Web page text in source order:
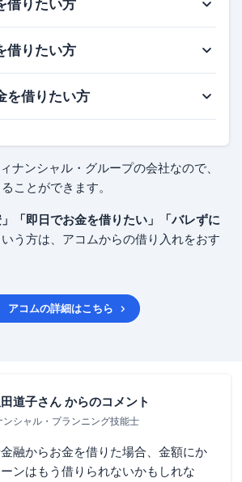
借りたい方
借りたい方
を借りたい方
ナンシャル・グループの会社なので、
ことができます。
」「即日でお金を借りたい」「バレずに
いう方は、アコムからの借り入れをおす
アコムの詳細はこちら
道子さん からのコメント
ンシャル・プランニング技能士
融からお金を借りた場合、金額にか
ンはもう借りられないかもしれな